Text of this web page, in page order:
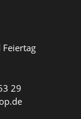
Feiertag
29